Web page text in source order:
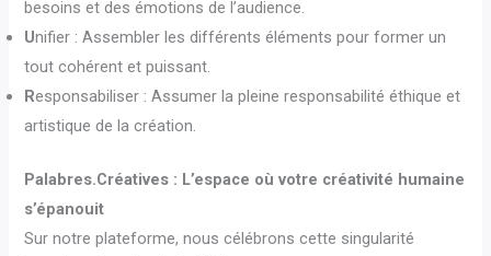
besoins et des émotions de l’audience.
Unifier : Assembler les différents éléments pour former un
tout cohérent et puissant.
Responsabiliser : Assumer la pleine responsabilité éthique et
artistique de la création.
Palabres.Créatives : L’espace où votre créativité humaine
s’épanouit
Sur notre plateforme, nous célébrons cette singularité